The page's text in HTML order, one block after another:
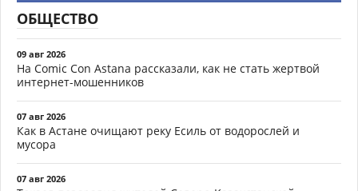
ОБЩЕСТВО
09 авг 2026
На Comic Con Astana рассказали, как не стать жертвой
интернет-мошенников
07 авг 2026
Как в Астане очищают реку Есиль от водорослей и
мусора
07 авг 2026